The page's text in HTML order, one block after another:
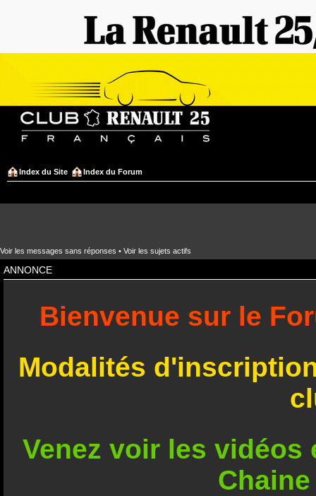
Index du Site Index du Forum
Voir les messages sans réponses • Voir les sujets actifs
ANNONCE
Bienvenue sur le
Modalités
Venez voir les